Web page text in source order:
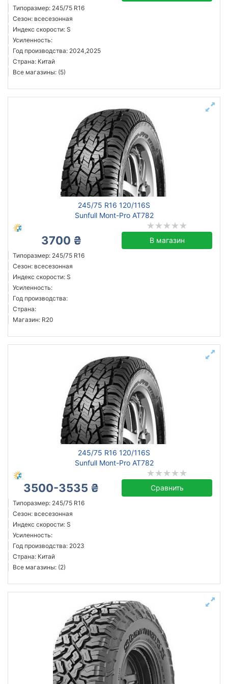
Типоразмер: 245/75 R16
Сезон: всесезонная
Индекс скорости: S
Усиленность:
Год производства: 2024,2025
Страна: Китай
Все магазины: (5)
245/75 R16 120/116S
Sunfull Mont-Pro AT782
3700 ₴ В магазин
Типоразмер: 245/75 R16
Сезон: всесезонная
Индекс скорости: S
Усиленность:
Год производства:
Страна:
Магазин: R20
245/75 R16 120/116S
Sunfull Mont-Pro AT782
3500-3535 ₴ Сравнить
Типоразмер: 245/75 R16
Сезон: всесезонная
Индекс скорости: S
Усиленность:
Год производства: 2023
Страна: Китай
Все магазины: (2)